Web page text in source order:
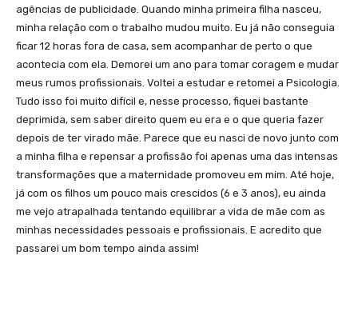
agências de publicidade. Quando minha primeira filha nasceu,
minha relação com o trabalho mudou muito. Eu já não conseguia
ficar 12 horas fora de casa, sem acompanhar de perto o que
acontecia com ela. Demorei um ano para tomar coragem e mudar
meus rumos profissionais. Voltei a estudar e retomei a Psicologia.
Tudo isso foi muito difícil e, nesse processo, fiquei bastante
deprimida, sem saber direito quem eu era e o que queria fazer
depois de ter virado mãe. Parece que eu nasci de novo junto com
a minha filha e repensar a profissão foi apenas uma das intensas
transformações que a maternidade promoveu em mim. Até hoje,
já com os filhos um pouco mais crescidos (6 e 3 anos), eu ainda
me vejo atrapalhada tentando equilibrar a vida de mãe com as
minhas necessidades pessoais e profissionais. E acredito que
passarei um bom tempo ainda assim!